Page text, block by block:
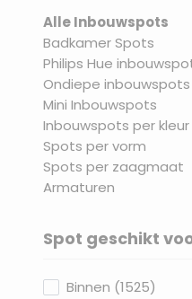
Alle Inbouwspots
Badkamer Spots
Philips Hue
Ondiepe inbouwspots
Mini Inbouwspots
Inbouwspots per kleur
Spots per vorm
Spots per zaagmaat
Armaturen
Spot geschikt
Binnen (1525)